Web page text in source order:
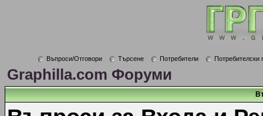
Въпроси/Отговори Търсене Потребители Потребителски
Graphilla.com Форуми